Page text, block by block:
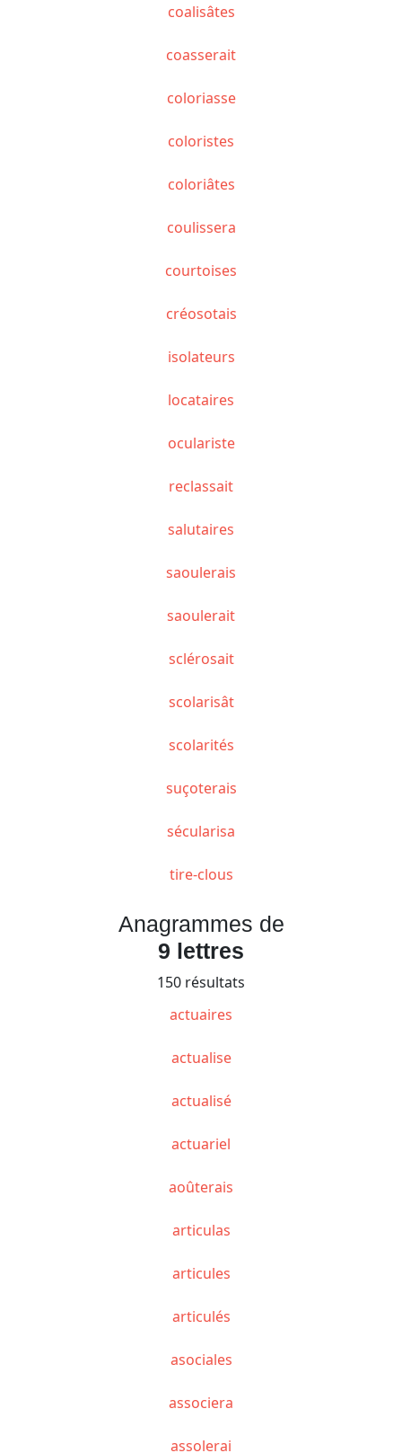
coalisâtes
coasserait
coloriasse
coloristes
coloriâtes
coulissera
courtoises
créosotais
isolateurs
locataires
oculariste
reclassait
salutaires
saoulerais
saoulerait
sclérosait
scolarisât
scolarités
suçoterais
sécularisa
tire-clous
Anagrammes de
9 lettres
150 résultats
actuaires
actualise
actualisé
actuariel
aoûterais
articulas
articules
articulés
asociales
associera
assolerai